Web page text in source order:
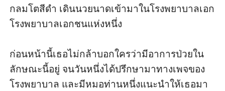
กลมโตสีดำ เดินนวยนาดเข้ามาในโรงพยาบาลเอก
โรงพยาบาลเอกชนแห่งหนึ่ง
ก่อนหน้านี้เธอไม่กล้าบอกใครว่ามีอาการป่วยใน
ลักษณะนี้อยู่ จนวันหนึ่งได้ปรึกษามาทางเพจของ
โรงพยาบาล และมีหมอท่านหนึ่งแนะนำให้เธอมา